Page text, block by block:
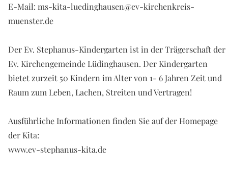
E-Mail: ms-kita-luedinghausen@ev-kirchenkreis-
muenster.de
Der Ev. Stephanus-Kindergarten ist in der Trägerschaft der
Ev. Kirchengemeinde Lüdinghausen. Der Kindergarten
bietet zurzeit 50 Kindern im Alter von 1- 6 Jahren Zeit und
Raum zum Leben, Lachen, Streiten und Vertragen!
Ausführliche Informationen finden Sie auf der Homepage
der Kita:
www.ev-stephanus-kita.de